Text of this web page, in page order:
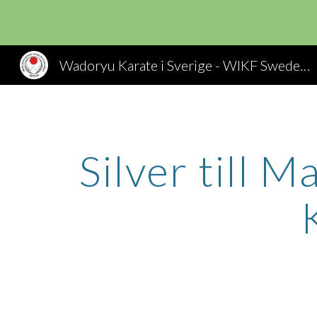
Wadoryu Karate i Sverige - WIKF Sweden, Wado Ryu Karate
Silver till